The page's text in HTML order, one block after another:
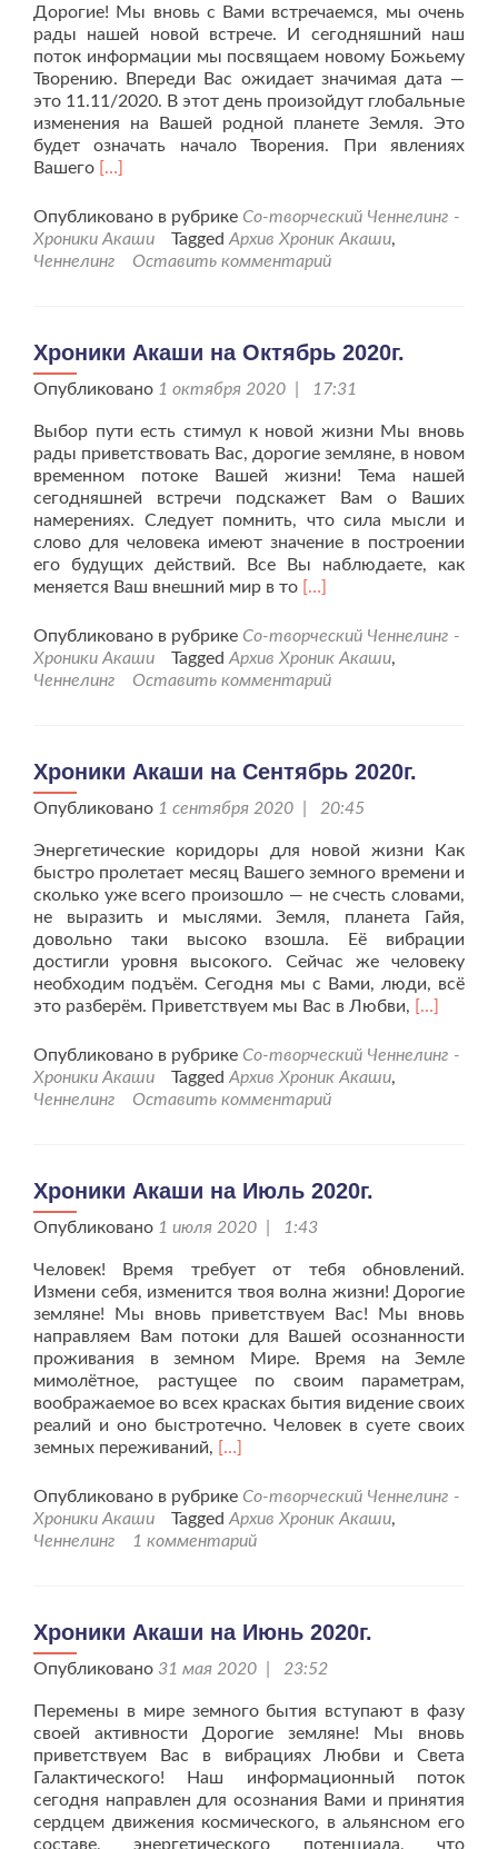
Дорогие! Мы вновь с Вами встречаемся, мы очень
рады нашей новой встрече. И сегодняшний наш
поток информации мы посвящаем новому Божьему
Творению. Впереди Вас ожидает значимая дата —
это 11.11/2020. В этот день произойдут глобальные
изменения на Вашей родной планете Земля. Это
будет означать начало Творения. При явлениях
Вашего Читать
проХроники
Акаши
на
[…]
Опубликовано в рубрике Со-творческий Ченнелинг -
Хроники Акаши
Tagged Архив Хроник Акаши,
Ченнелинг
Оставить комментарий
Хроники Акаши на Октябрь 2020г.
Опубликовано 1 октября 2020 | 17:31
Выбор пути есть стимул к новой жизни Мы вновь
рады приветствовать Вас, дорогие земляне, в новом
временном потоке Вашей жизни! Тема нашей
сегодняшней встречи подскажет Вам о Ваших
намерениях. Следует помнить, что сила мысли и
слово для человека имеют значение в построении
его будущих действий. Все Вы наблюдаете, как
меняется Ваш внешний мир в то Читать
проХроники
Акаши
на
[…]
Опубликовано в рубрике Со-творческий Ченнелинг -
Хроники Акаши
Tagged Архив Хроник Акаши,
Ченнелинг
Оставить комментарий
Хроники Акаши на Сентябрь 2020г.
Опубликовано 1 сентября 2020 | 20:45
Энергетические коридоры для новой жизни Как
быстро пролетает месяц Вашего земного времени и
сколько уже всего произошло — не счесть словами,
не выразить и мыслями. Земля, планета Гайя,
довольно таки высоко взошла. Её вибрации
достигли уровня высокого. Сейчас же человеку
необходим подъём. Сегодня мы с Вами, люди, всё
это разберём. Приветствуем мы Вас в Любви, Читать
[…]
Опубликовано в рубрике Со-творческий Ченнелинг -
Хроники Акаши
Tagged Архив Хроник Акаши,
Ченнелинг
Оставить комментарий
Хроники Акаши на Июль 2020г.
Опубликовано 1 июля 2020 | 1:43
Человек! Время требует от тебя обновлений.
Измени себя, изменится твоя волна жизни! Дорогие
земляне! Мы вновь приветствуем Вас! Мы вновь
направляем Вам потоки для Вашей осознанности
проживания в земном Мире. Время на Земле
мимолётное, растущее по своим параметрам,
воображаемое во всех красках бытия видение своих
реалий и оно быстротечно. Человек в суете своих
земных переживаний, Читать
проХроники
Акаши
на
[…]
Опубликовано в рубрике Со-творческий Ченнелинг -
Хроники Акаши
Tagged Архив Хроник Акаши,
Ченнелинг
1 комментарий
Хроники Акаши на Июнь 2020г.
Опубликовано 31 мая 2020 | 23:52
Перемены в мире земного бытия вступают в фазу
своей активности Дорогие земляне! Мы вновь
приветствуем Вас в вибрациях Любви и Света
Галактического! Наш информационный поток
сегодня направлен для осознания Вами и принятия
сердцем движения космического, в альянсном его
составе, энергетического потенциала, что